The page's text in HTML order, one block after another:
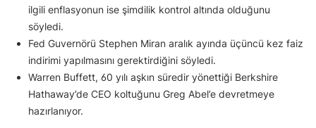
ilgili enflasyonun ise şimdilik kontrol altında olduğunu
söyledi.
Fed Guvernörü Stephen Miran aralık ayında üçüncü kez faiz
indirimi yapılmasını gerektirdiğini söyledi.
Warren Buffett, 60 yılı aşkın süredir yönettiği Berkshire
Hathaway’de CEO koltuğunu Greg Abel’e devretmeye
hazırlanıyor.